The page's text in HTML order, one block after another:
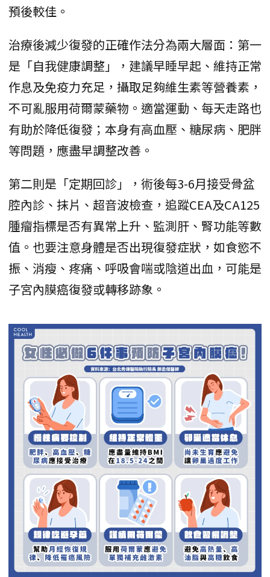
預後較佳。
治療後減少復發的正確作法分為兩大層面：第一
是「自我健康調整」，建議早睡早起、維持正常
作息及免疫力充足，攝取足夠維生素等營養素，
不可亂服用荷爾蒙藥物。適當運動、每天走路也
有助於降低復發；本身有高血壓、糖尿病、肥胖
等問題，應盡早調整改善。
第二則是「定期回診」，術後每3-6月接受骨盆
腔內診、抹片、超音波檢查，追蹤CEA及CA125
腫瘤指標是否有異常上升、監測肝、腎功能等數
值。也要注意身體是否出現復發症狀，如食慾不
振、消瘦、疼痛、呼吸會喘或陰道出血，可能是
子宮內膜癌復發或轉移跡象。